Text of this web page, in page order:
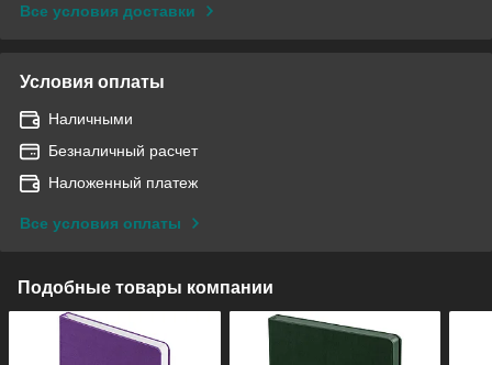
Все условия доставки
Условия оплаты
Наличными
Безналичный расчет
Наложенный платеж
Все условия оплаты
Подобные товары компании